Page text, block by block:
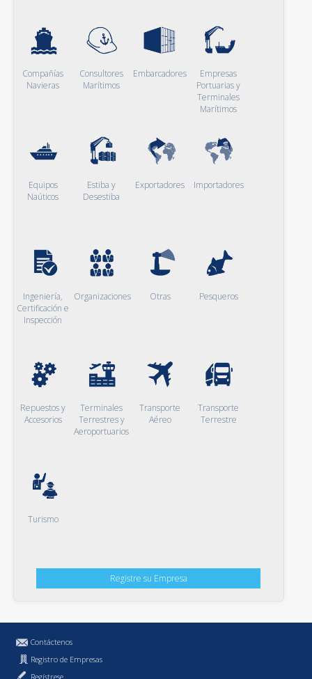
Compañías
Navieras
Consultores
Marítimos
Embarcadores
Empresas
Portuarias y
Terminales
Marítimos
Equipos
Naúticos
Estiba y
Desestiba
Exportadores Importadores
Ingeniería,
Certificación e
Inspección
Organizaciones Otras Pesqueros
Repuestos y
Accesorios
Terminales
Terrestres y
Aeroportuarios
Transporte
Aéreo
Transporte
Terrestre
Turismo
Registre su Empresa
Contáctenos
Registro de Empresas
Regístrese